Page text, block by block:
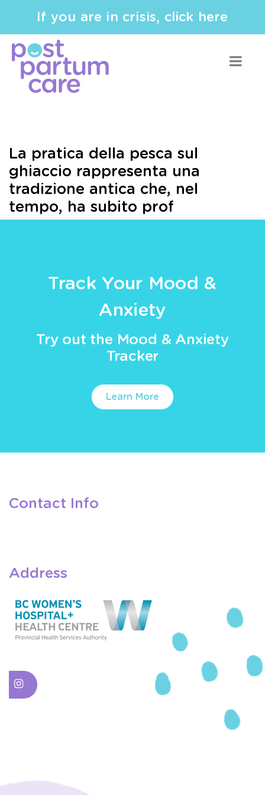
If you are in crisis, click here
La pratica della pesca sul
ghiaccio rappresenta una
tradizione antica che, nel
tempo, ha subito prof
Track Your Mood &
Anxiety
Try out the Mood & Anxiety
Tracker
Learn More
Contact Info
Address